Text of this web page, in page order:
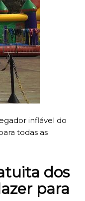
inflável do
todas as
dos
para